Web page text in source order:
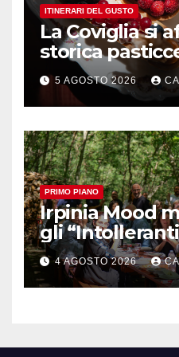
ITINERARI DEL GUSTO
La Coviglia si
storica pasticceria d’estate
ma il top
sfogliatella, in
Pintauro
5 AGOSTO 2026
PRIMO PIANO
Irpinia Mood
gli
rivoluzione
cibo
4 AGOSTO 2026